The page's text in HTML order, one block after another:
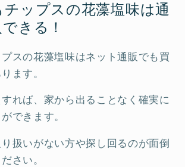
チップスの花藻塩味は通
きる！
スの花藻塩味はネット通販でも買
ます。
れば、家から出ることなく確実に
できます。
扱いがない方や探し回るのが面倒
さい。